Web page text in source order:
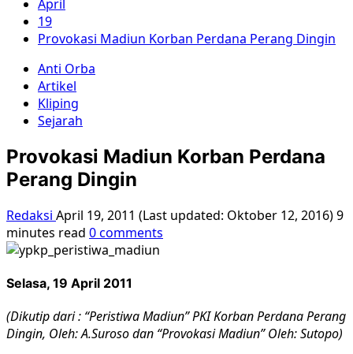
April
19
Provokasi Madiun Korban Perdana Perang Dingin
Anti Orba
Artikel
Kliping
Sejarah
Provokasi Madiun Korban Perdana
Perang Dingin
Redaksi April 19, 2011 (Last updated: Oktober 12, 2016)9
minutes read 0 comments
Selasa, 19 April 2011
(Dikutip dari : “Peristiwa Madiun” PKI Korban Perdana Perang
Dingin, Oleh: A.Suroso dan “Provokasi Madiun” Oleh: Sutopo)